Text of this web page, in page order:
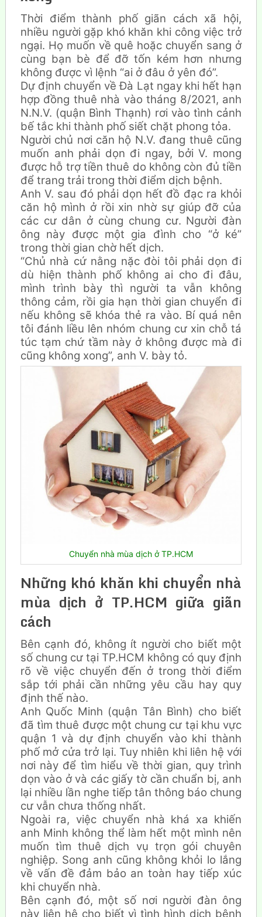
Thời điểm thành phố giãn cách xã hội,
nhiều người gặp khó khăn khi công việc trở
ngại. Họ muốn về quê hoặc chuyển sang ở
cùng bạn bè để đỡ tốn kém hơn nhưng
không được vì lệnh “ai ở đâu ở yên đó”.
Dự định chuyển về Đà Lạt ngay khi hết hạn
hợp đồng thuê nhà vào tháng 8/2021, anh
N.N.V. (quận Bình Thạnh) rơi vào tình cảnh
bế tắc khi thành phố siết chặt phong tỏa.
Người chủ nơi căn hộ N.V. đang thuê cũng
muốn anh phải dọn đi ngay, bởi V. mong
được hỗ trợ tiền thuê do không còn đủ tiền
để trang trải trong thời điểm dịch bệnh.
Anh V. sau đó phải dọn hết đồ đạc ra khỏi
căn hộ mình ở rồi xin nhờ sự giúp đỡ của
các cư dân ở cùng chung cư. Người đàn
ông này được một gia đình cho “ở ké”
trong thời gian chờ hết dịch.
“Chủ nhà cứ nằng nặc đòi tôi phải dọn đi
dù hiện thành phố không ai cho đi đâu,
mình trình bày thì người ta vẫn không
thông cảm, rồi gia hạn thời gian chuyển đi
nếu không sẽ khóa thẻ ra vào. Bí quá nên
tôi đánh liều lên nhóm chung cư xin chỗ tá
túc tạm chứ tầm này ở không được mà đi
cũng không xong”, anh V. bày tỏ.
Chuyển nhà mùa dịch ở TP.HCM
Những khó khăn khi chuyển nhà
mùa dịch ở TP.HCM giữa giãn
cách
Bên cạnh đó, không ít người cho biết một
số chung cư tại TP.HCM không có quy định
rõ về việc chuyển đến ở trong thời điểm
sắp tới phải cần những yêu cầu hay quy
định thế nào.
Anh Quốc Minh (quận Tân Bình) cho biết
đã tìm thuê được một chung cư tại khu vực
quận 1 và dự định chuyển vào khi thành
phố mở cửa trở lại. Tuy nhiên khi liên hệ với
nơi này để tìm hiểu về thời gian, quy trình
dọn vào ở và các giấy tờ cần chuẩn bị, anh
lại nhiều lần nghe tiếp tân thông báo chung
cư vẫn chưa thống nhất.
Ngoài ra, việc chuyển nhà khá xa khiến
anh Minh không thể làm hết một mình nên
muốn tìm thuê dịch vụ trọn gói chuyên
nghiệp. Song anh cũng không khỏi lo lắng
về vấn đề đảm bảo an toàn hay tiếp xúc
khi chuyển nhà.
Bên cạnh đó, một số nơi người đàn ông
này liên hệ cho biết vì tình hình dịch bệnh